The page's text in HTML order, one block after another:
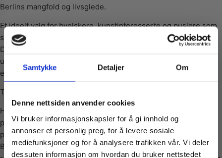
Samtykke Detaljer Om
Denne nettsiden anvender cookies
Vi bruker informasjonskapsler for å gi innhold og
annonser et personlig preg, for å levere sosiale
mediefunksjoner og for å analysere trafikken vår. Vi deler
dessuten informasjon om hvordan du bruker nettstedet
Berlins mangfold og livsglede.
Et ideelt valg for byelskere, kunstinteresserte og puslere som
setter pris på moderne og lekne motiver.
De mange detaljene og fargene gjør puslingen både
utfordrende og morsom – en opplevelse som holder deg
engasjert fra første til siste brikke.
Tysk kvalitet og presisjon fra Heye
Heye er kjent for sin kunstneriske tilnærming, presise
passform og førsteklasses produksjon, og alle puslespillene
produseres i Tyskland.
Brikkene er laget av tykk, resirkulert papp med en matt,
Vil du ha
10% Rabatt?